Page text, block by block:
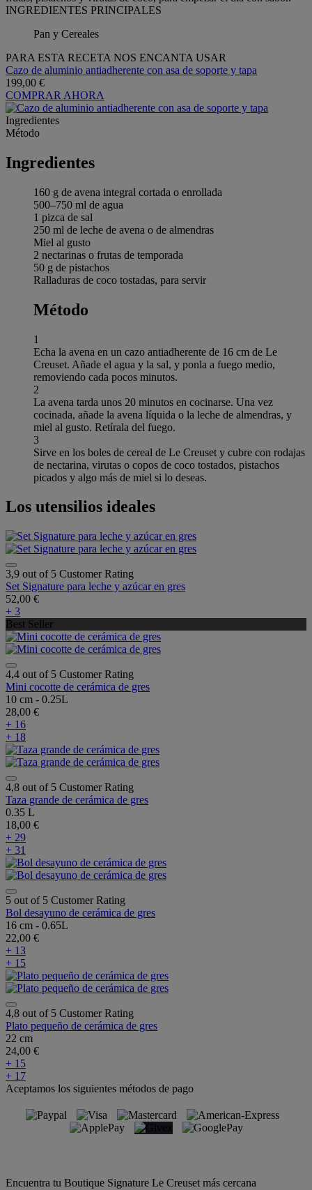
INGREDIENTES PRINCIPALES
Pan y Cereales
PARA ESTA RECETA NOS ENCANTA USAR
Cazo de aluminio antiadherente con asa de soporte y tapa
199,00 €
COMPRAR AHORA
Ingredientes
Método
Ingredientes
160 g de avena integral cortada o enrollada
500–750 ml de agua
1 pizca de sal
250 ml de leche de avena o de almendras
Miel al gusto
2 nectarinas o frutas de temporada
50 g de pistachos
Ralladuras de coco tostadas, para servir
Método
1
Echa la avena en un cazo antiadherente de 16 cm de Le
Creuset. Añade el agua y la sal, y ponla a fuego medio,
removiendo cada pocos minutos.
2
La avena tarda unos 20 minutos en cocinarse. Una vez
cocinada, añade la avena líquida o la leche de almendras, y
miel al gusto. Retírala del fuego.
3
Sirve en los boles de cereal de Le Creuset y cubre con rodajas
de nectarina, virutas o copos de coco tostados, pistachos
picados y algo más de miel si lo deseas.
Los utensilios ideales
3,9 out of 5 Customer Rating
Set Signature para leche y azúcar en gres
52,00 €
+ 3
Best Seller
4,4 out of 5 Customer Rating
Mini cocotte de cerámica de gres
10 cm - 0.25L
28,00 €
+ 16
+ 18
4,8 out of 5 Customer Rating
Taza grande de cerámica de gres
0.35 L
18,00 €
+ 29
+ 31
5 out of 5 Customer Rating
Bol desayuno de cerámica de gres
16 cm - 0.65L
22,00 €
+ 13
+ 15
4,8 out of 5 Customer Rating
Plato pequeño de cerámica de gres
22 cm
24,00 €
+ 15
+ 17
Aceptamos los siguientes métodos de pago
Encuentra tu Boutique Signature Le Creuset más cercana